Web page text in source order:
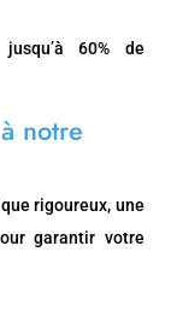
60% de
notre
rigoureux, une
garantir votre